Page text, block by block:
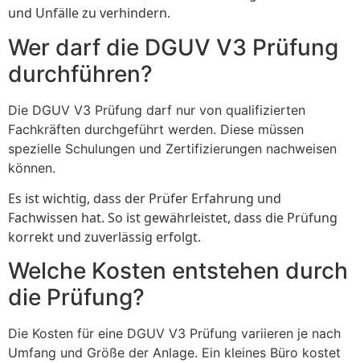
und Unfälle zu verhindern.
Wer darf die DGUV V3 Prüfung
durchführen?
Die DGUV V3 Prüfung darf nur von qualifizierten
Fachkräften durchgeführt werden. Diese müssen
spezielle Schulungen und Zertifizierungen nachweisen
können.
Es ist wichtig, dass der Prüfer Erfahrung und
Fachwissen hat. So ist gewährleistet, dass die Prüfung
korrekt und zuverlässig erfolgt.
Welche Kosten entstehen durch
die Prüfung?
Die Kosten für eine DGUV V3 Prüfung variieren je nach
Umfang und Größe der Anlage. Ein kleines Büro kostet